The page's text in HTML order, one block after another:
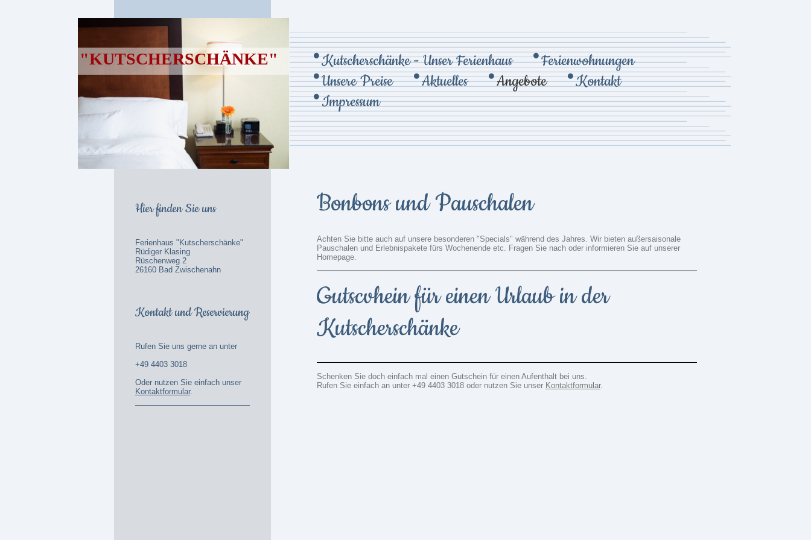
"KUTSCHERSCHÄNKE"
Hier finden Sie uns
Ferienhaus "Kutscherschänke"
Rüdiger Klasing
Rüschenweg 2
26160 Bad Zwischenahn
Kontakt und Reservierung
Rufen Sie uns gerne an unter
+49 4403 3018
Oder nutzen Sie einfach unser
Kontaktformular.
Kutscherschänke - Unser Ferienhaus
Ferienwohnungen
Unsere Preise
Aktuelles Angebote
Kontakt
Impressum
Bonbons und Pauschalen
Achten Sie bitte auch auf unsere besonderen "Specials" während des Jahres. Wir bieten außersaisonale
Pauschalen und Erlebnispakete fürs Wochenende etc. Fragen Sie nach oder informieren Sie auf unserer
Homepage.
Gutscvhein für einen Urlaub in der
Kutscherschänke
Schenken Sie doch einfach mal einen Gutschein für einen Aufenthalt bei uns.
Rufen Sie einfach an unter +49 4403 3018 oder nutzen Sie unser Kontaktformular.